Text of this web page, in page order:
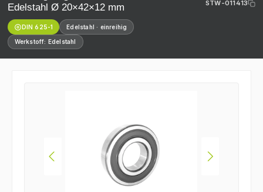
Edelstahl Ø 20×42×12 mm
DIN 625-1 Edelstahl · einreihig
Werkstoff: Edelstahl
STW-011413